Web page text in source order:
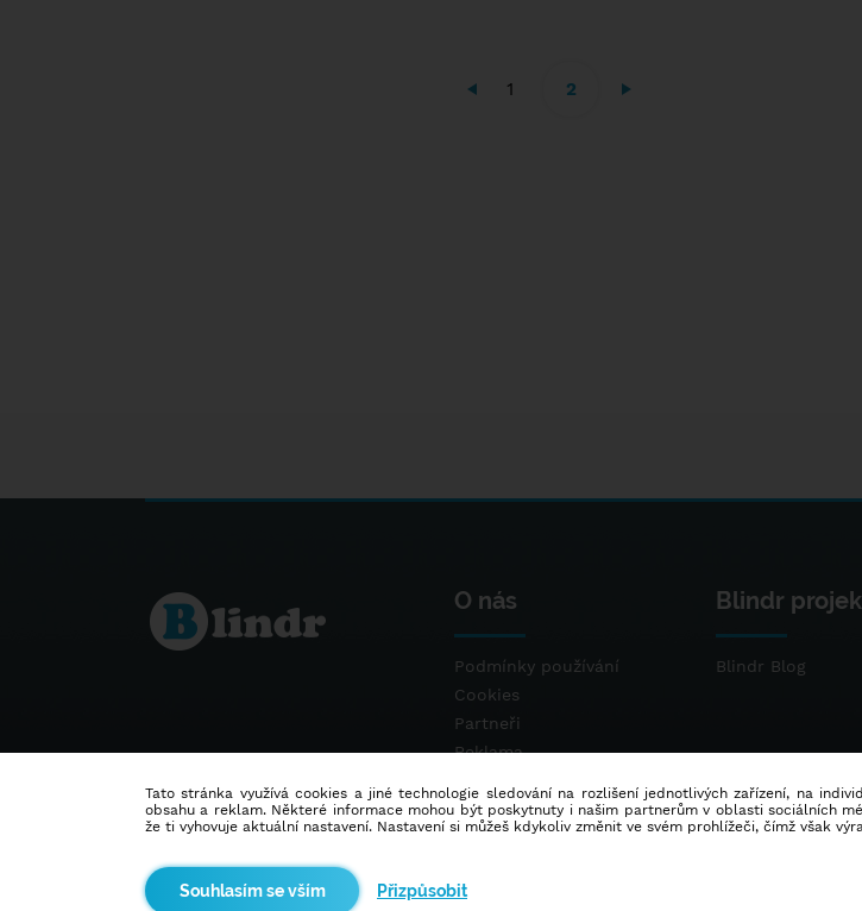
1 2
O nás
Podmínky používání
Cookies
Partneři
Reklama
Blindr
Blindr Blog
Tato stránka využívá cookies a jiné technologie sledování na rozlišení jednotlivých zařízení, na
obsahu a reklam. Některé informace mohou být poskytnuty i našim partnerům v oblasti sociálních
že ti vyhovuje aktuální nastavení. Nastavení si můžeš kdykoliv změnit ve svém prohlížeči, čímž však
Přizpůsobit